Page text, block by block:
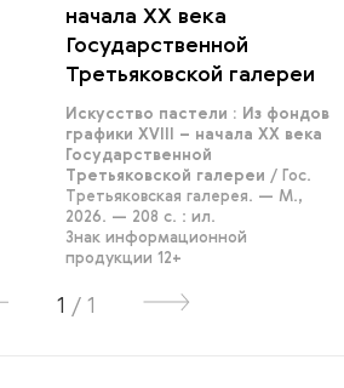
начала ХХ века
Государственной
Третьяковской галереи
Искусство пастели : Из фондов
графики XVIII – начала ХХ века
Государственной
Третьяковской галереи / Гос.
Третьяковская галерея. — М.,
2026. — 208 с. : ил.
Знак информационной
продукции 12+
1 / 1